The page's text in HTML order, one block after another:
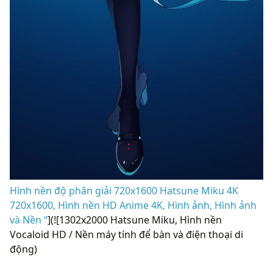
Hình nền độ phân giải 720x1600 Hatsune Miku 4K
720x1600, Hình nền HD Anime 4K, Hình ảnh, Hình ảnh
và Nền “](![1302x2000 Hatsune Miku, Hình nền
Vocaloid HD / Nền máy tính để bàn và điện thoại di
động)